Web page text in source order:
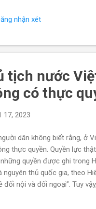
nữa phơi bày cuộc chiến
Tấn Dũng chứ không
nhận xét
tịch nước
có thực
17, 2023
dân không biết rằng, ở
thực quyền. Quyền lực
quyền được ghi trong
nguyên thủ quốc gia, theo
đối nội và đối ngoại”. Tuy